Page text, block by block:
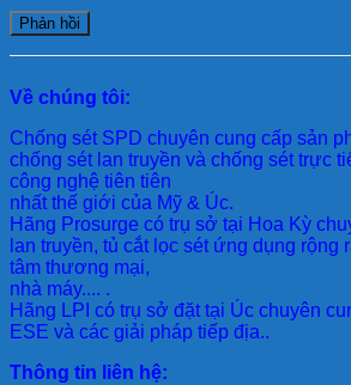
Về chúng tôi:
Chống sét SPD chuyên cung cấp sản
chống sét lan truyền và chống sét trực
công nghệ tiên tiên
nhất thế giới của Mỹ & Úc.
Hãng Prosurge có trụ sở tại Hoa Kỳ
lan truyền, tủ cắt lọc sét ứng dụng rộng
tâm thương mại,
nhà máy.... .
Hãng LPI có trụ sở đặt tại Úc chuyên
ESE và các giải pháp tiếp địa..
Thông tin liên hệ: